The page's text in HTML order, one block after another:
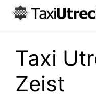
Taxi
Zeist